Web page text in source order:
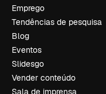
Emprego
Tendências de pesquisa
Blog
Eventos
Slidesgo
Vender conteúdo
Sala de imprensa